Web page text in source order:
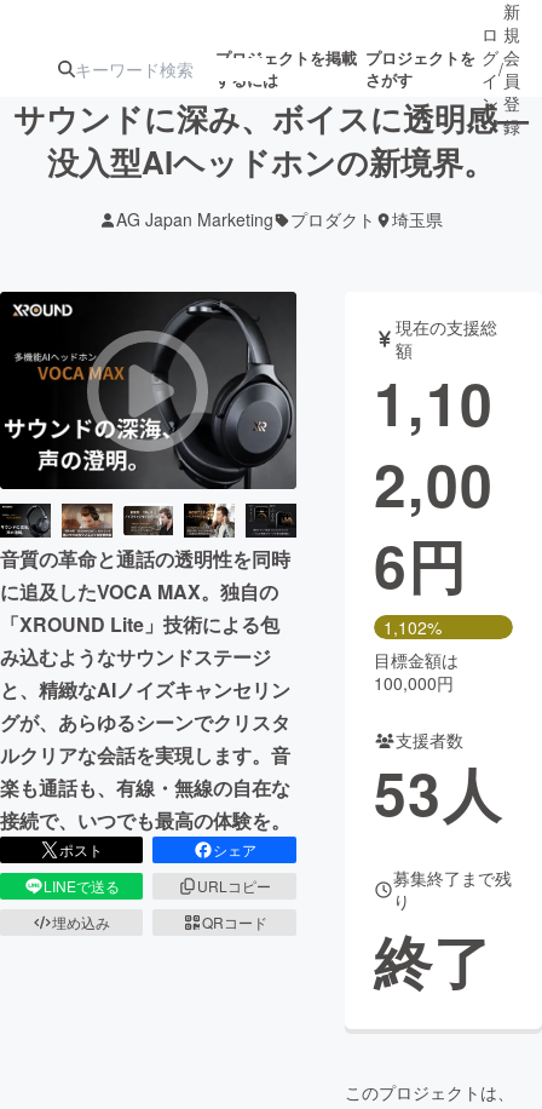
プロジェクトを掲載
するには
プロジェクトを
さがす
ターン
ジェクト
募集終了が近いプ
ロジェクト
されます
アート・写真 音楽
テクノロジー・ガジェット ゲーム・サ
映像・映画
ビジネス・起業
まちづくり・地域活性化
CAMPFIRE for Social Good
CAMPFIRE Creation
CAMPFIREふるさと納税machi-ya コミュニティ
ロ
グ
イ
ン
/
新
規
会
員
登
録
サウンドに深み、ボイスに透明感—
没入型AIヘッドホンの新境界。
AG Japan Marketing プロダクト 埼玉県
音質の革命と通話の透明性を同時
に追及したVOCA MAX。独自の
「XROUND Lite」技術による包
み込むようなサウンドステージ
と、精緻なAIノイズキャンセリン
グが、あらゆるシーンでクリスタ
ルクリアな会話を実現します。音
楽も通話も、有線・無線の自在な
接続で、いつでも最高の体験を。
ポスト
シェア
LINEで送る
URLコピー
埋め込み
QRコード
現在の支援総
額
1,10
2,00
6円
1,102%
目標金額は
100,000円
支援者数
53人
募集終了まで残
り
終了
このプロジェクトは、